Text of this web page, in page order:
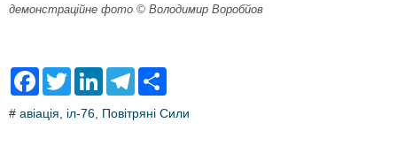
демонстраційне фото © Володимир Воробйов
F
e
T
t
L
k
T
e
r
# авіація іл-76 Повітряні Сили